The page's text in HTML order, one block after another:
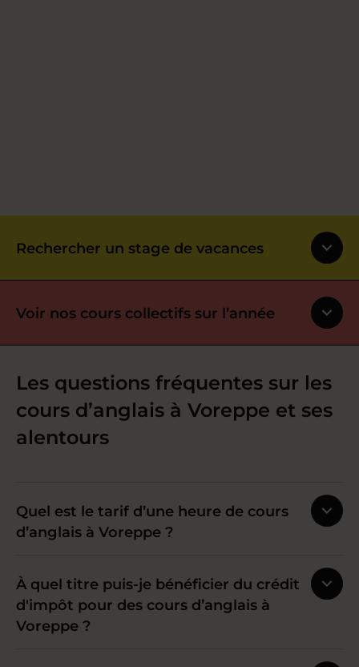
Rechercher un stage de vacances
Voir nos cours collectifs sur l’année
Les questions fréquentes sur les
cours d’anglais à Voreppe et ses
alentours
Quel est le tarif d’une heure de cours
d’anglais à Voreppe ?
À quel titre puis-je bénéficier du crédit
d'impôt pour des cours d’anglais à
Voreppe ?